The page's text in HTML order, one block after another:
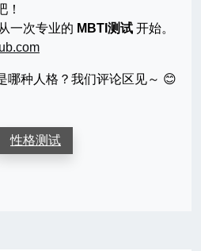
！
一次专业的 MBTI测试 开始。
哪种人格？我们评论区见～ 😊
性格测试